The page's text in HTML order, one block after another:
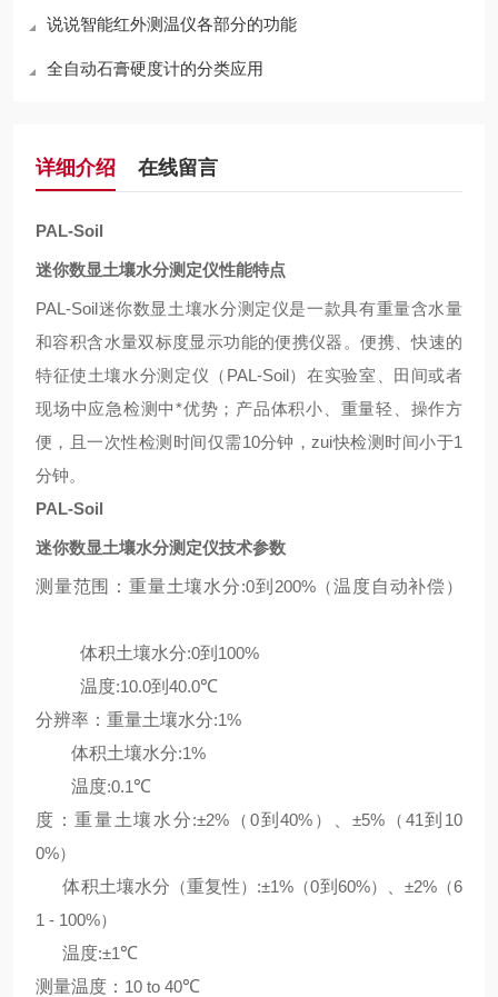
说说智能红外测温仪各部分的功能
全自动石膏硬度计的分类应用
详细介绍 在线留言
PAL-Soil
迷你数显土壤水分测定仪性能特点
PAL-Soil迷你数显土壤水分测定仪是一款具有重量含水量
和容积含水量双标度显示功能的便携仪器。便携、快速的
特征使土壤水分测定仪（ PAL-Soil）在实验室、田间或者
现场中应急检测中*优势；产品体积小、重量轻、操作方
便，且一次性检测时间仅需10分钟，zui快检测时间小于1
分钟。
PAL-Soil
迷你数显土壤水分测定仪技术参数
测量范围：重量土壤水分:0到 200%（温度自动补偿）
体积土壤水分:0到 100%
温度:10.0到 40.0℃
分辨率：重量土壤水分:1%
体积土壤水分:1%
温度:0.1℃
度：重量土壤水分:±2%（0到40%） 、±5%（41到 10
0%）
体积土壤水分 （重复性）:±1%（0到 60%）
±2%（6
1 - 100%）
温度:±1℃
测量温度： 10 to 40℃